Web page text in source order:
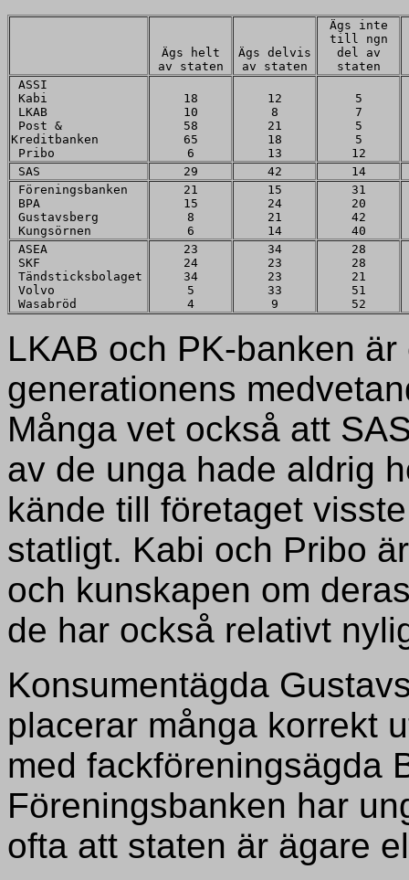
Ägs helt
av staten
Ägs delvis
av staten
Ägs inte
till ngn
del av
staten
ASSI
Kabi
LKAB
Post &
Kreditbanken
Pribo
18
10
58
65
6
12
8
21
18
13
5
7
5
5
12
SAS
29 42
14
Föreningsbanken
BPA
Gustavsberg
Kungsörnen
21
15
8
6
15
24
21
14
31
20
42
40
ASEA
SKF
Tändsticksbolaget
Volvo
Wasabröd
23
24
34
5
4
34
23
23
33
9
28
28
21
51
52
LKAB och PK-banken
generationens
Många vet också att
av de unga hade aldrig
kände till företaget
statligt. Kabi och Pribo
och kunskapen om
de har också relativt
Konsumentägda
placerar många korrekt
med fackföreningsägda
Föreningsbanken har
ofta att staten är ägare